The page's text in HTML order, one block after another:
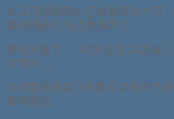
从三月份到现在,已经将近四个月
真的很迷茫,有点想放弃了
感觉太累了, 同学,朋友,以及家人
非常的......
也可能是我自己的原因,涉及的方
是有限的,